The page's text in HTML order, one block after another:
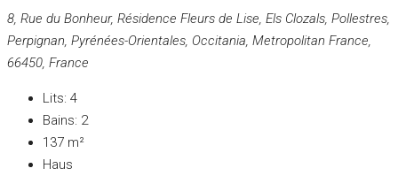
8, Rue du Bonheur, Résidence Fleurs de Lise, Els Clozals, Pollestres,
Perpignan, Pyrénées-Orientales, Occitania, Metropolitan France,
66450, France
Lits: 4
Bains: 2
137 m²
Haus